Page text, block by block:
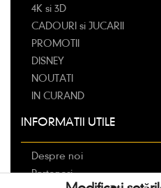
4K si 3D
CADOURI si JUCARII
PROMOTII
DISNEY
NOUTATI
IN CURAND
INFORMATII UTILE
Despre noi
Parteneri